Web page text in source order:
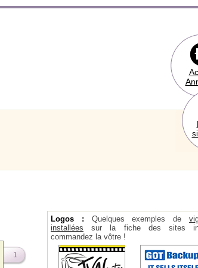
1
Logos : Quelques exemples de
installées sur la fiche des sites
commandez la vôtre !